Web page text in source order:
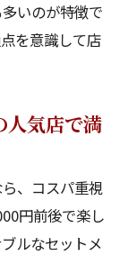
いのが特徴で
を意識して店
人気店で満
、コスパ重視
円前後で楽し
ルなセットメ